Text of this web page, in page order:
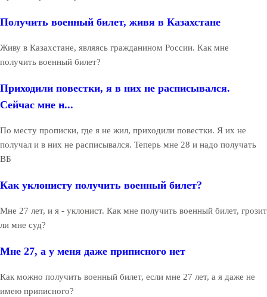
Получить военный билет, живя в Казахстане
Живу в Казахстане, являясь гражданином России. Как мне
получить военный билет?
Приходили повестки, я в них не расписывался.
Сейчас мне н...
По месту прописки, где я не жил, приходили повестки. Я их не
получал и в них не расписывался. Теперь мне 28 и надо получать
ВБ
Как уклонисту получить военный билет?
Мне 27 лет, и я - уклонист. Как мне получить военный билет, грозит
ли мне суд?
Мне 27, а у меня даже приписного нет
Как можно получить военный билет, если мне 27 лет, а я даже не
имею приписного?